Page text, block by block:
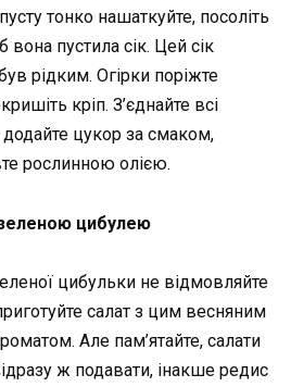
тонко нашаткуйте, посоліть
вона пустила сік. Цей сік
рідким. Огірки поріжте
кріп. З’єднайте всі
додайте цукор за смаком,
рослинною олією.
цибулею
цибульки не відмовляйте
салат з цим весняним
Але пам’ятайте, салати
ж подавати, інакше редис